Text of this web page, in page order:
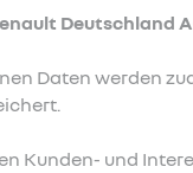
Deutschland
Daten werden
Kunden- und